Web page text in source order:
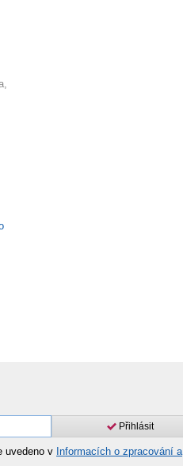
Přihlásit
uvedeno v Informacích o zpracování a